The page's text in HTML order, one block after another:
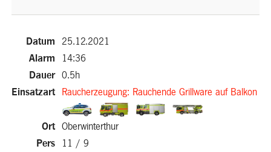
25.12.2021
14:36
0.5h
Raucherzeugung: Rauchende Grillware auf Balkon
(External
Link)
(External (External
Oberwinterthur
11 / 9